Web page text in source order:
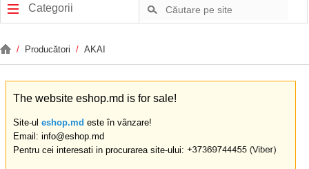
Categorii
/ Producători / AKAI
The website eshop.md is for sale!
Site-ul eshop.md este în vânzare!
Email: info@eshop.md
Pentru cei interesati in procurarea site-ului: